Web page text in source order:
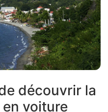
découvrir la
voiture